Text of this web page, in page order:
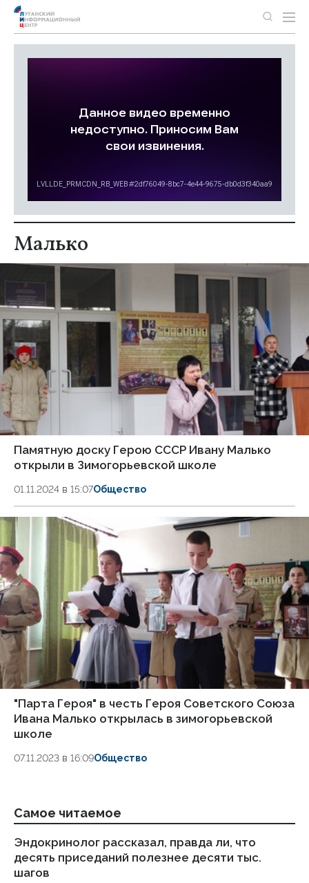
Малько
Памятную доску Герою СССР Ивану Малько
открыли в Зимогорьевской школе
01.11.2024 в 15:07Общество
"Парта Героя" в честь Героя Советского Союза
Ивана Малько открылась в зимогорьевской
школе
07.11.2023 в 16:09Общество
Самое читаемое
Эндокринолог рассказал, правда ли, что
десять приседаний полезнее десяти тыс.
шагов